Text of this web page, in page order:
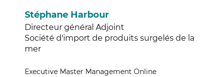
Stéphane Harbour
Directeur général Adjoint
Société d'import de produits surgelés de la
mer
Executive Master Management Online